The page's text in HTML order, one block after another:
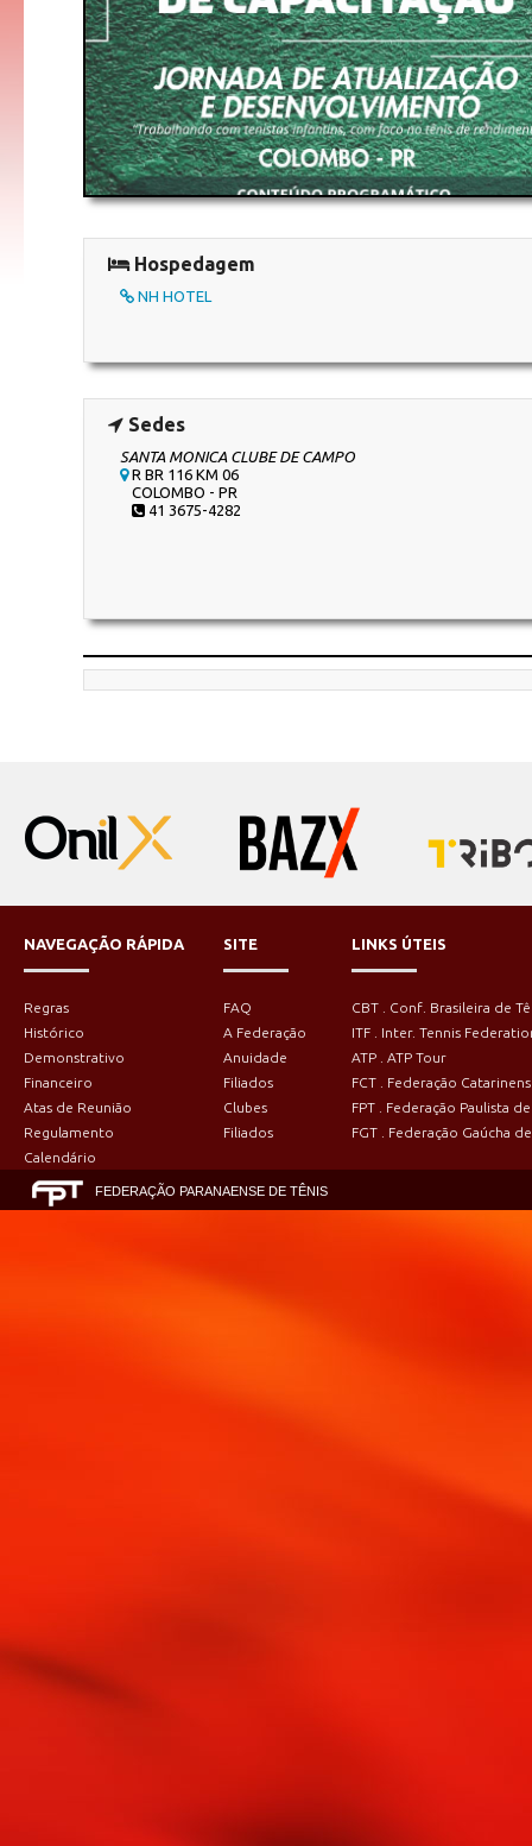
Hospedagem
NH HOTEL
Sedes
SANTA MONICA CLUBE DE CAMPO
R BR 116 KM 06
COLOMBO - PR
41 3675-4282
NAVEGAÇÃO RÁPIDA
Regras
Histórico
Demonstrativo
Financeiro
Atas de Reunião
Regulamento
Calendário
SITE
FAQ
A Federação
Anuidade
Filiados
Clubes
Filiados
LINKS ÚTEIS
CBT . Conf. Brasileira de
ITF . Inter. Tennis
ATP . ATP Tour
FCT . Federação
FPT . Federação Paulista
FGT . Federação Gaúcha
FEDERAÇÃO PARANAENSE DE TÊNIS